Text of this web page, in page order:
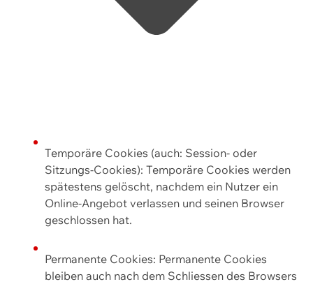
Temporäre Cookies (auch: Session- oder
Sitzungs-Cookies): Temporäre Cookies werden
spätestens gelöscht, nachdem ein Nutzer ein
Online-Angebot verlassen und seinen Browser
geschlossen hat.
Permanente Cookies: Permanente Cookies
bleiben auch nach dem Schliessen des Browsers